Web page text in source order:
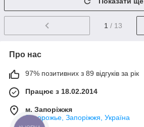
1 / 13
Про нас
97% позитивних з 89 відгуків за рік
Працює з 18.02.2014
м. Запоріжжя
Запорожье, Запоріжжя, Україна